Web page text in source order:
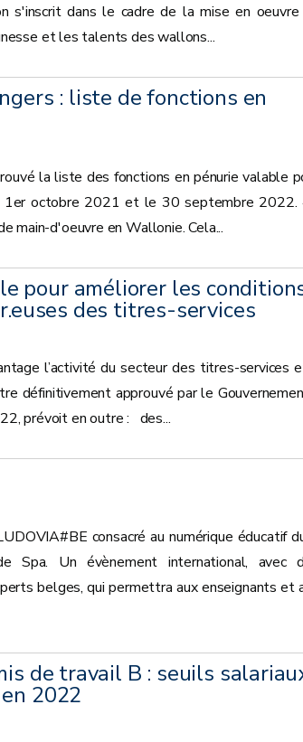
s'inscrit dans le cadre de la mise en oeuvre
et les talents des wallons...
: liste de fonctions en
liste des fonctions en pénurie valable
1er octobre 2021 et le 30 septembre 2022.
main-d'oeuvre en Wallonie. Cela...
pour améliorer les
des titres-services
l’activité du secteur des titres-services
définitivement approuvé par le
prévoit en outre : des...
consacré au numérique éducatif
Un évènement international, avec
belges, qui permettra aux enseignants et
de travail B : seuils
2022